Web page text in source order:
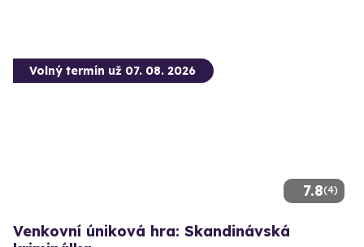
7.8(4)
Volný termín už 07. 08. 2026
Venkovní úniková hra: Skandinávská